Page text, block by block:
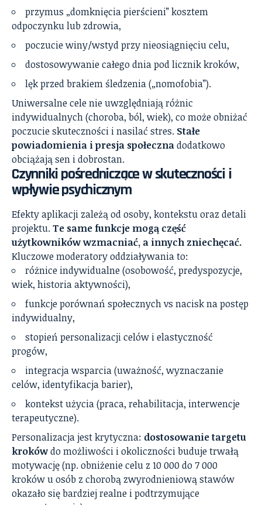
przymus „domknięcia pierścieni” kosztem
odpoczynku lub zdrowia,
poczucie winy/wstyd przy nieosiągnięciu celu,
dostosowywanie całego dnia pod licznik kroków,
lęk przed brakiem śledzenia („nomofobia”).
Uniwersalne cele nie uwzględniają różnic
indywidualnych (choroba, ból, wiek), co może obniżać
poczucie skuteczności i nasilać stres. Stałe
powiadomienia i presja społecznadodatkowo
obciążają sen i dobrostan.
Czynniki pośredniczące w skuteczności i
wpływie psychicznym
Efekty aplikacji zależą od osoby, kontekstu oraz detali
projektu.Te same funkcje mogą część
użytkowników wzmacniać, a innych zniechęcać.
Kluczowe moderatory oddziaływania to:
różnice indywidualne (osobowość, predyspozycje,
wiek, historia aktywności),
funkcje porównań społecznych vs nacisk na postęp
indywidualny,
stopień personalizacji celów i elastyczność
progów,
integracja wsparcia (uważność, wyznaczanie
celów, identyfikacja barier),
kontekst użycia (praca, rehabilitacja, interwencje
terapeutyczne).
Personalizacja jest krytyczna: dostosowanie targetu
krokówdo możliwości i okoliczności buduje trwałą
motywację (np. obniżenie celu z 10 000 do 7 000
kroków u osób z chorobą zwyrodnieniową stawów
okazało się bardziej realne i podtrzymujące